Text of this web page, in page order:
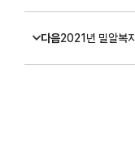
다음2021년 밀알복